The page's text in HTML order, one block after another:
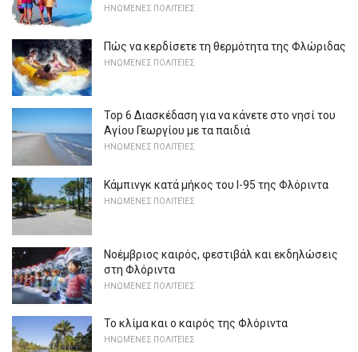
ΗΝΩΜΈΝΕΣ ΠΟΛΙΤΕΊΕΣ
Πώς να κερδίσετε τη θερμότητα της Φλώριδας
ΗΝΩΜΈΝΕΣ ΠΟΛΙΤΕΊΕΣ
Top 6 Διασκέδαση για να κάνετε στο νησί του
Αγίου Γεωργίου με τα παιδιά
ΗΝΩΜΈΝΕΣ ΠΟΛΙΤΕΊΕΣ
Κάμπινγκ κατά μήκος του I-95 της Φλόριντα
ΗΝΩΜΈΝΕΣ ΠΟΛΙΤΕΊΕΣ
Νοέμβριος καιρός, φεστιβάλ και εκδηλώσεις
στη Φλόριντα
ΗΝΩΜΈΝΕΣ ΠΟΛΙΤΕΊΕΣ
Το κλίμα και ο καιρός της Φλόριντα
ΗΝΩΜΈΝΕΣ ΠΟΛΙΤΕΊΕΣ